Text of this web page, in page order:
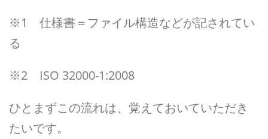
※1 仕様書＝ファイル構造などが記されてい
る
※2 ISO 32000-1:2008
ひとまずこの流れは、覚えておいていただき
たいです。